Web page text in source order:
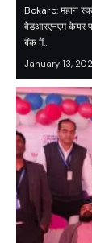
Bokaro: महान
वेडआरएनएम केयर
बैंक में…
January 13,